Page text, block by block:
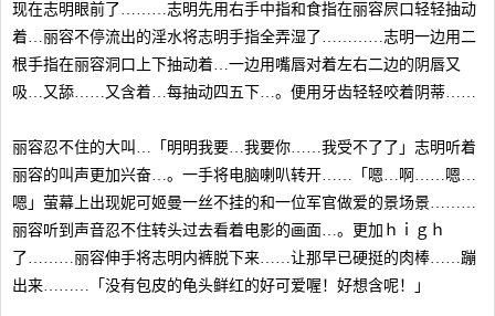
现在志明眼前了………志明先用右手中指和食指在丽容屄口轻轻抽动
着…丽容不停流出的淫水将志明手指全弄湿了…………志明一边用二
根手指在丽容洞口上下抽动着…一边用嘴唇对着左右二边的阴唇又
吸…又舔……又含着…每抽动四五下…。便用牙齿轻轻咬着阴蒂……
丽容忍不住的大叫…「明明我要…我要你……我受不了了」志明听着
丽容的叫声更加兴奋…。一手将电脑喇叭转开……「嗯…啊……嗯…
嗯」萤幕上出现妮可姬曼一丝不挂的和一位军官做爱的景场景………
丽容听到声音忍不住转头过去看着电影的画面…。更加ｈｉｇｈ
了………丽容伸手将志明内裤脱下来……让那早已硬挺的肉棒……蹦
出来………「没有包皮的龟头鲜红的好可爱喔！好想含呢！」